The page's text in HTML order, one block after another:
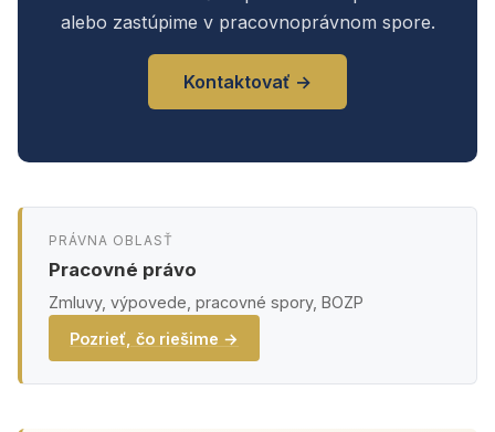
alebo zastúpime v pracovnoprávnom spore.
Kontaktovať →
PRÁVNA OBLASŤ
Pracovné právo
Zmluvy, výpovede, pracovné spory, BOZP
Pozrieť, čo riešime →